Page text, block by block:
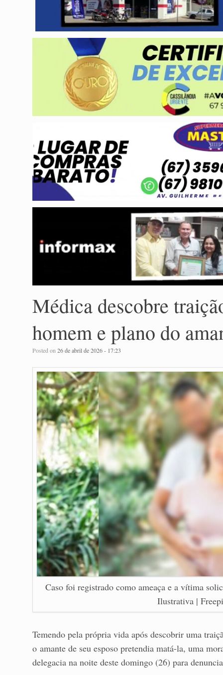
Médica descobre
homem e plano do
Posted on26 de abril de 2026 - 17:23
Caso foi registrado como ameaça e a vítima
Ilustrativa |
Temendo pela própria vida após descobrir uma
o amante de seu esposo pretendia matá-la, uma
delegacia na noite deste domingo (26) para